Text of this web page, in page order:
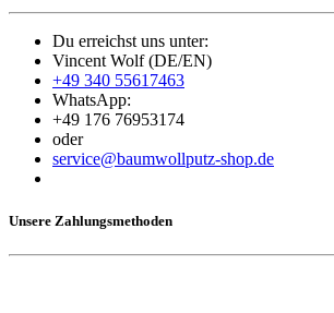
Du erreichst uns unter:
Vincent Wolf (DE/EN)
+49 340 55617463
WhatsApp:
+49 176 76953174
oder
service@baumwollputz-shop.de
Unsere Zahlungsmethoden